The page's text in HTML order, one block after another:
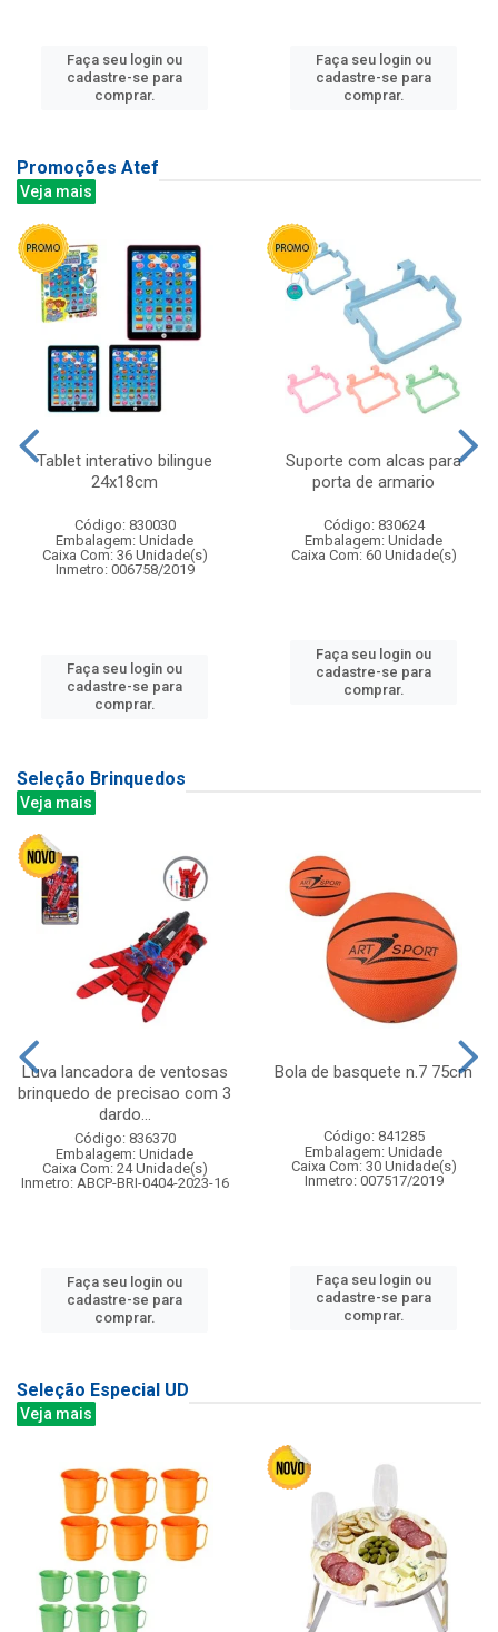
Faça seu login ou
cadastre-se para
comprar.
Faça seu login ou
cadastre-se para
comprar.
Promoções Atef
Veja mais
Tablet interativo bilingue
24x18cm
Código: 830030
Embalagem: Unidade
Caixa Com: 36 Unidade(s)
Inmetro: 006758/2019
Faça seu login ou
cadastre-se para
comprar.
Suporte com alcas para
porta de armario
Código: 830624
Embalagem: Unidade
Caixa Com: 60 Unidade(s)
Faça seu login ou
cadastre-se para
comprar.
Seleção Brinquedos
Veja mais
Luva lancadora de ventosas
brinquedo de precisao com 3
dardo...
Código: 836370
Embalagem: Unidade
Caixa Com: 24 Unidade(s)
Inmetro: ABCP-BRI-0404-2023-16
Faça seu login ou
cadastre-se para
comprar.
Bola de basquete n.7 75cm
Código: 841285
Embalagem: Unidade
Caixa Com: 30 Unidade(s)
Inmetro: 007517/2019
Faça seu login ou
cadastre-se para
comprar.
Seleção Especial UD
Veja mais